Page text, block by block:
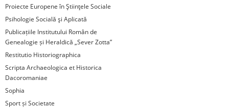
Proiecte Europene în Ştiinţele Sociale
Psihologie Socială şi Aplicată
Publicațiile Institutului Român de
Genealogie și Heraldică „Sever Zotta”
Restitutio Historiographica
Scripta Archaeologica et Historica
Dacoromaniae
Sophia
Sport și Societate